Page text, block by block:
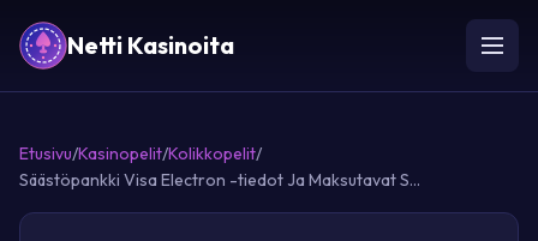
Netti Kasinoita
Etusivu/Kasinopelit/Kolikkopelit/
Säästöpankki Visa Electron -tiedot Ja Maksutavat S...